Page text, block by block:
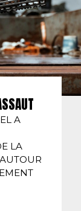
A
LA